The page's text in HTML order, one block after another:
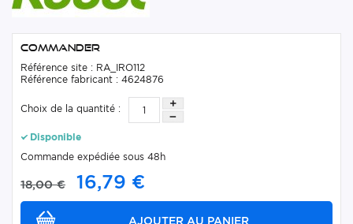
Commander
Référence site : RA_IRO112
Référence fabricant : 4624876
Choix de la quantité :
Disponible
Commande expédiée sous 48h
18,00 € 16,79 €